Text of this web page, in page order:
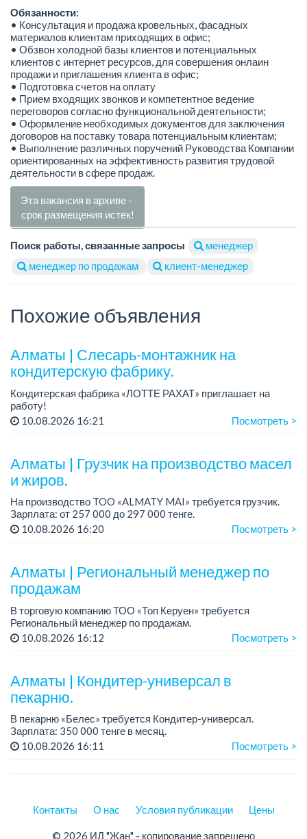
Обязанности:
• Консультация и продажа кровельных, фасадных
материалов клиентам приходящих в офис;
• Обзвон холодной базы клиентов и потенциальных
клиентов с интернет ресурсов, для совершения онлаин
продажи и приглашения клиента в офис;
• Подготовка счетов на оплату
• Прием входящих звонков и компетентное ведение
переговоров согласно функциональной деятельности;
• Оформление необходимых документов для заключения
договоров на поставку товара потенциальным клиентам;
• Выполнение различных поручений Руководства Компании
ориентированных на эффективность развития трудовой
деятельности в сфере продаж.
Эта вакансия в архиве -
срок размещения истек!
Поиск работы, связанные запросы
менеджер
менеджер по продажам
клиент-менеджер
Похожие объявления
Алматы | Слесарь-монтажник на
кондитерскую фабрику.
Кондитерская фабрика «ЛОТТЕ РАХАТ» приглашает на
работу!
Зарплата обсуждается на собеседовании.
10.08.2026 16:21 Посмотреть >
Алматы | Грузчик на производство масел
и жиров.
На производство TOO «ALMATY MAI» требуется грузчик.
Зарплата: от 257 000 до 297 000 тенге.
График работы: сменный 2/2, с 08.00 до 20.00, с 20.00 до
10.08.2026 16:20 Посмотреть >
Алматы | Региональный менеджер по
продажам
В торговую компанию ТОО «Топ Керуен» требуется
Региональный менеджер по продажам.
График работы: 5/2, сменный, с 09.00 до 18.00.
10.08.2026 16:12 Посмотреть >
Алматы | Кондитер-универсал в
пекарню.
В пекарню «Белес» требуется Кондитер-универсал.
Зарплата: 350 000 тенге в месяц.
График работы: 4/2, с 08.00 до 20.00.
10.08.2026 16:11 Посмотреть >
Контакты О нас Условия публикации Цены
© 2026 ИД "Жан" - копирование запрещено